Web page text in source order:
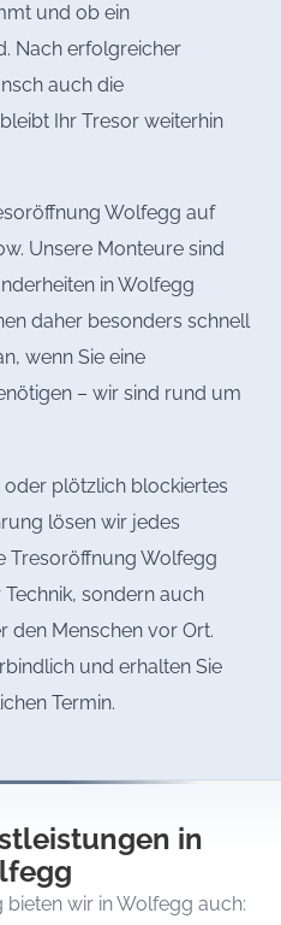
und ob ein
Nach erfolgreicher
auch die
Ihr Tresor weiterhin
Wolfegg auf
Unsere Monteure sind
in Wolfegg
daher besonders schnell
wenn Sie eine
– wir sind rund um
plötzlich blockiertes
lösen wir jedes
Tresoröffnung Wolfegg
sondern auch
den Menschen vor Ort.
und erhalten Sie
Termin.
in
wir in Wolfegg auch: